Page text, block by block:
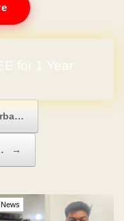
for 1 Year
→